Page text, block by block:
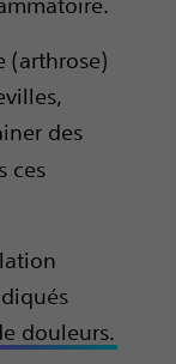
(arthrose)
des
ces
douleurs.